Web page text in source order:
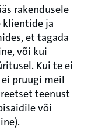
rakendusele
ja
et tagada
või kui
Kui te ei
pruugi meil
teenust
või